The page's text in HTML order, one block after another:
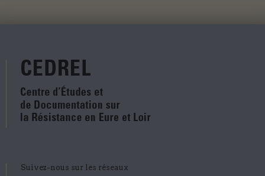
Suivez-nous sur les réseaux